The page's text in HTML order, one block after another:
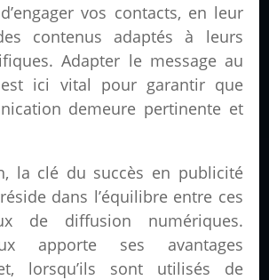
vos contacts, en leur
contenus adaptés à leurs
Adapter le message au
ici vital pour garantir que
demeure pertinente et
la clé du succès en publicité
dans l’équilibre entre ces
de diffusion numériques.
apporte ses avantages
lorsqu’ils sont utilisés de